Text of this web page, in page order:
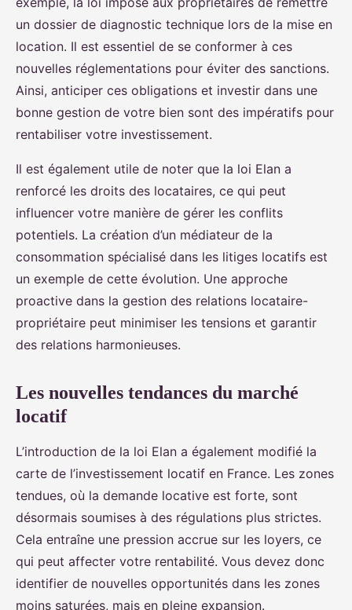
un dossier de diagnostic technique lors de la mise en
location. Il est essentiel de se conformer à ces
nouvelles réglementations pour éviter des sanctions.
Ainsi, anticiper ces obligations et investir dans une
bonne gestion de votre bien sont des impératifs pour
rentabiliser votre investissement.
Il est également utile de noter que la loi Elan a
renforcé les droits des locataires, ce qui peut
influencer votre manière de gérer les conflits
potentiels. La création d’un médiateur de la
consommation spécialisé dans les litiges locatifs est
un exemple de cette évolution. Une approche
proactive dans la gestion des relations locataire-
propriétaire peut minimiser les tensions et garantir
des relations harmonieuses.
Les nouvelles tendances du marché
locatif
L’introduction de la loi Elan a également modifié la
carte de l’investissement locatif en France. Les zones
tendues, où la demande locative est forte, sont
désormais soumises à des régulations plus strictes.
Cela entraîne une pression accrue sur les loyers, ce
qui peut affecter votre rentabilité. Vous devez donc
identifier de nouvelles opportunités dans les zones
moins saturées, mais en pleine expansion.